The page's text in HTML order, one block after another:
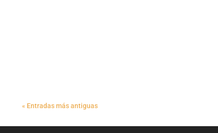
« Entradas más antiguas